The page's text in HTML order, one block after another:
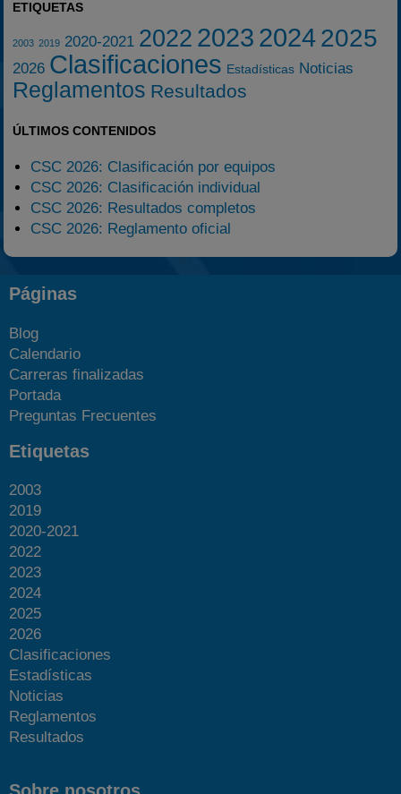
ETIQUETAS
2003 2019 2020-2021 2022 2023 20242025
2026 Clasificaciones Estadísticas Noticias
Reglamentos Resultados
ÚLTIMOS CONTENIDOS
CSC 2026: Clasificación por equipos
CSC 2026: Clasificación individual
CSC 2026: Resultados completos
CSC 2026: Reglamento oficial
Páginas
Blog
Calendario
Carreras finalizadas
Portada
Preguntas Frecuentes
Etiquetas
2003
2019
2020-2021
2022
2023
2024
2025
2026
Clasificaciones
Estadísticas
Noticias
Reglamentos
Resultados